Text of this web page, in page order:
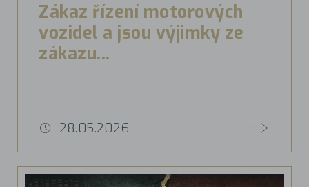
Zákaz řízení motorových
vozidel a jsou výjimky ze
zákazu...
28.05.2026